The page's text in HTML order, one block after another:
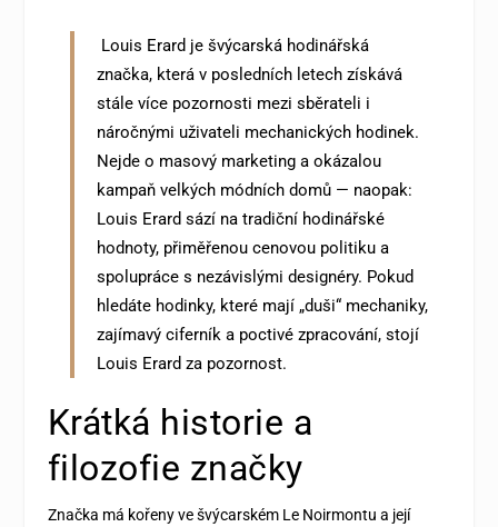
Louis Erard je švýcarská hodinářská
značka, která v posledních letech získává
stále více pozornosti mezi sběrateli i
náročnými uživateli mechanických hodinek.
Nejde o masový marketing a okázalou
kampaň velkých módních domů — naopak:
Louis Erard sází na tradiční hodinářské
hodnoty, přiměřenou cenovou politiku a
spolupráce s nezávislými designéry. Pokud
hledáte hodinky, které mají „duši“ mechaniky,
zajímavý ciferník a poctivé zpracování, stojí
Louis Erard za pozornost.
Krátká historie a
filozofie značky
Značka má kořeny ve švýcarském Le Noirmontu a její